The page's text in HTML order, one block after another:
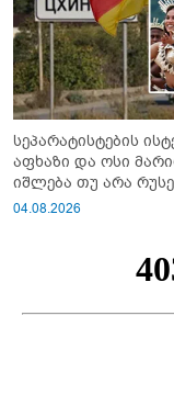
სეპარატისტების
აფხაზი და ოსი
იშლება თუ არა
სისტემა?!
04.08.2026